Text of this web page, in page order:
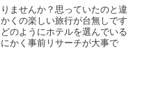
ませんか？思っていたのと違
くの楽しい旅行が台無しです
のようにホテルを選んでいる
かく事前リサーチが大事で